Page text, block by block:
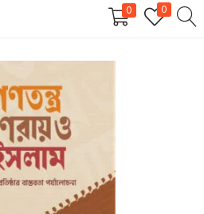
0 0
REGISTER
and password to login.